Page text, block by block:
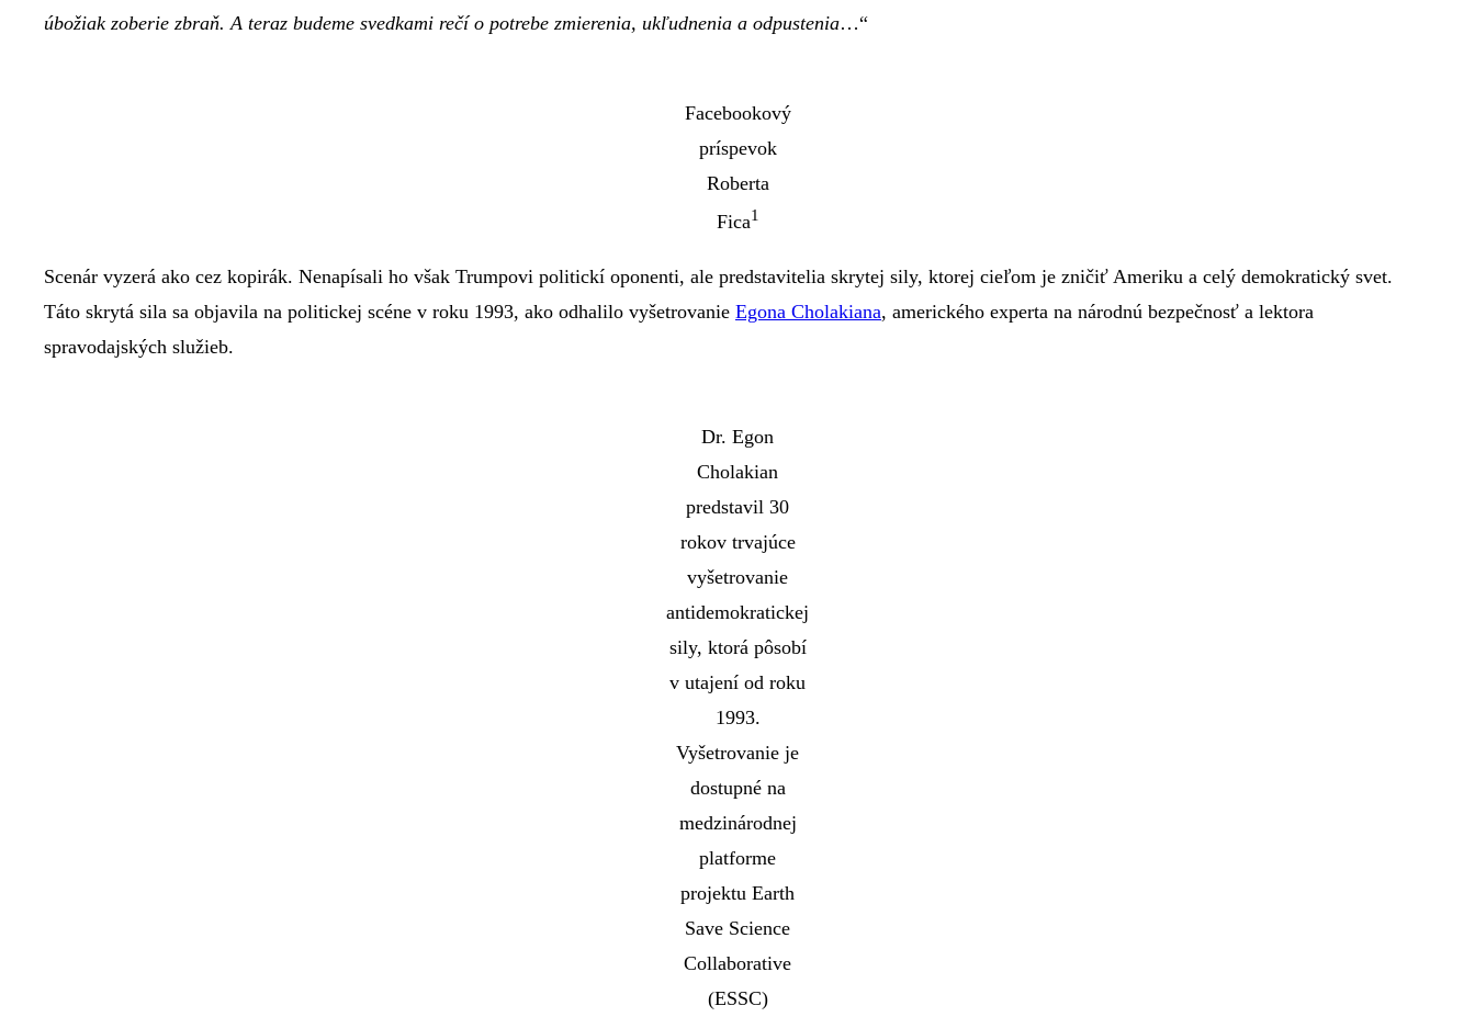
úbožiak zoberie zbraň. A teraz budeme svedkami rečí o potrebe zmierenia, ukľudnenia a odpustenia…“
Facebookový
príspevok
Roberta
Fica1
Scenár vyzerá ako cez kopirák. Nenapísali ho však Trumpovi politickí oponenti, ale predstavitelia skrytej sily, ktorej cieľom je zničiť Ameriku a celý demokratický svet.
Táto skrytá sila sa objavila na politickej scéne v roku 1993, ako odhalilo vyšetrovanie Egona Cholakiana, amerického experta na národnú bezpečnosť a lektora
spravodajských služieb.
Dr. Egon
Cholakian
predstavil 30
rokov trvajúce
vyšetrovanie
antidemokratickej
sily, ktorá pôsobí
v utajení od roku
1993.
Vyšetrovanie je
dostupné na
medzinárodnej
platforme
projektu Earth
Save Science
Collaborative
(ESSC)